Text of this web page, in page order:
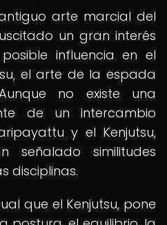
arte marcial del
un gran interés
influencia en el
el arte de la espada
no existe una
de un intercambio
y el Kenjutsu,
señalado similitudes
disciplinas.
que el Kenjutsu, pone